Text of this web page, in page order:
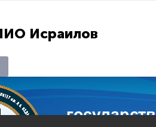
Исраилов